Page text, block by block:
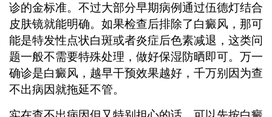
诊的金标准。不过大部分早期病例通过伍德灯结合
皮肤镜就能明确。如果检查后排除了白癜风，那可
能是特发性点状白斑或者炎症后色素减退，这类问
题一般不需要特殊处理，做好保湿防晒即可。万一
确诊是白癜风，越早干预效果越好，千万别因为查
不出病因就拖延不管。